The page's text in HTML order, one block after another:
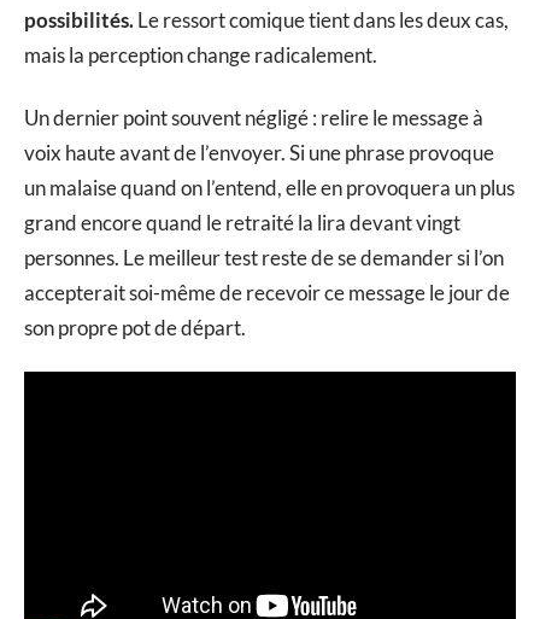
possibilités.Le ressort comique tient dans les deux cas,
mais la perception change radicalement.
Un dernier point souvent négligé : relire le message à
voix haute avant de l’envoyer. Si une phrase provoque
un malaise quand on l’entend, elle en provoquera un plus
grand encore quand le retraité la lira devant vingt
personnes. Le meilleur test reste de se demander si l’on
accepterait soi-même de recevoir ce message le jour de
son propre pot de départ.